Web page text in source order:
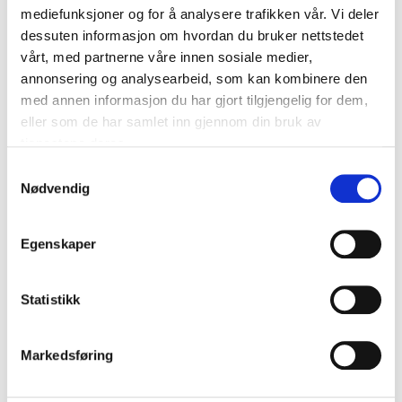
mediefunksjoner og for å analysere trafikken vår. Vi deler
dessuten informasjon om hvordan du bruker nettstedet
vårt, med partnerne våre innen sosiale medier,
annonsering og analysearbeid, som kan kombinere den
med annen informasjon du har gjort tilgjengelig for dem,
eller som de har samlet inn gjennom din bruk av
Nødvendig
Egenskaper
Statistikk
Markedsføring
BAUER
Grüner Hockey Tech Barn
Treningstrøye
kr 280 kr 350
BAUER
Grüner Hockey Tech
kr 320 kr 400
BARN
UTGÅENDE
Grüner Hockey 1/2 Zip Barn